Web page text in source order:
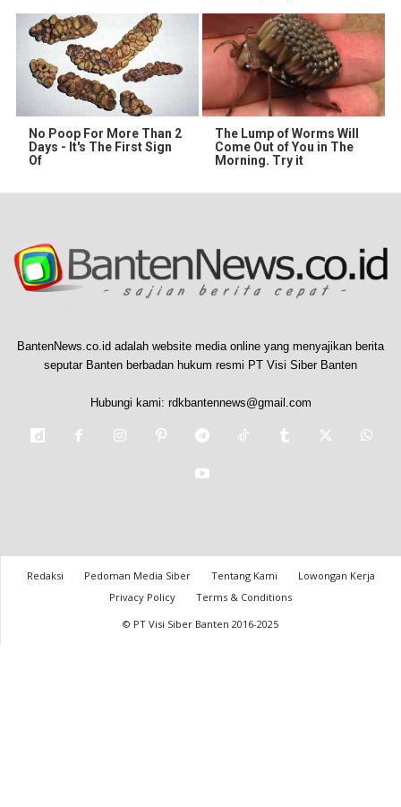
No Poop For More Than 2
Days - It's The First Sign
Of
The Lump of Worms Will
Come Out of You in The
Morning. Try it
BantenNews.co.id adalah website media online yang menyajikan berita
seputar Banten berbadan hukum resmi PT Visi Siber Banten
Hubungi kami: rdkbantennews@gmail.com
Redaksi Pedoman Media Siber Tentang Kami
Lowongan Kerja
Privacy Policy
Terms & Conditions
© PT Visi Siber Banten 2016-2025